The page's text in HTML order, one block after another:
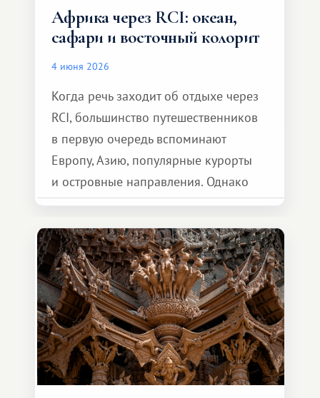
Африка через RCI: океан,
сафари и восточный колорит
4 июня 2026
Когда речь заходит об отдыхе через
RCI, большинство путешественников
в первую очередь вспоминают
Европу, Азию, популярные курорты
и островные направления. Однако
возможности обменной системы
значительно шире. Среди них есть
и Африка — континент, который
способен подарить совершенно иной
формат путешествия.